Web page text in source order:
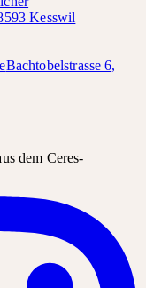
Kesswil
Bachtobelstrasse 6,
dem Ceres-